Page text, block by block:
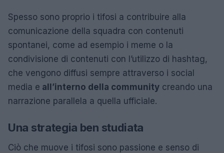
Spesso sono proprio i tifosi a contribuire alla
comunicazione della squadra con contenuti
spontanei, come ad esempio i meme o la
condivisione di contenuti con l’utilizzo di hashtag,
che vengono diffusi sempre attraverso i social
media e all’interno della community creando una
narrazione parallela a quella ufficiale.
Una strategia ben studiata
Ciò che muove i tifosi sono passione e senso di